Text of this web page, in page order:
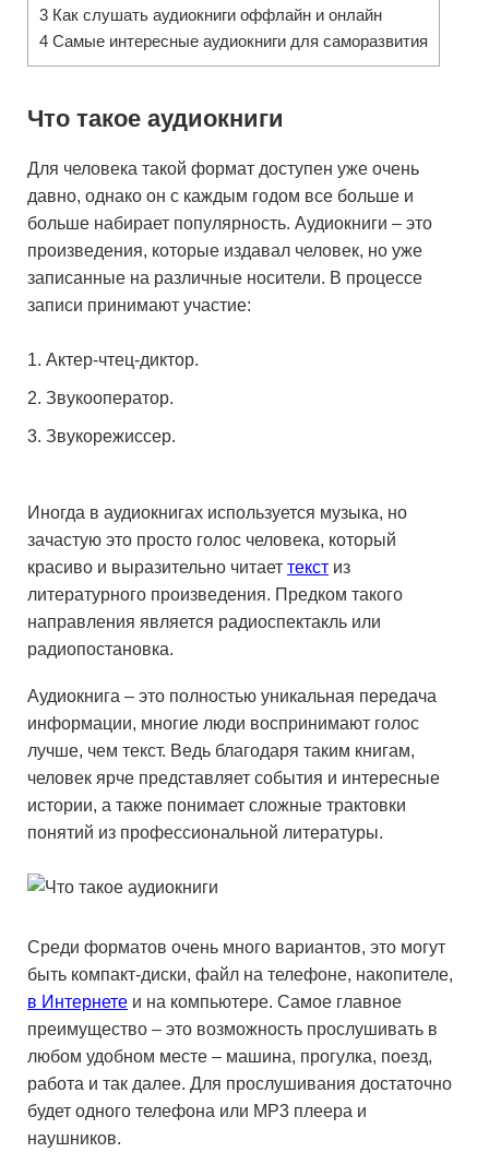
3 Как слушать аудиокниги оффлайн и онлайн
4 Самые интересные аудиокниги для саморазвития
Что такое аудиокниги
Для человека такой формат доступен уже очень
давно, однако он с каждым годом все больше и
больше набирает популярность. Аудиокниги – это
произведения, которые издавал человек, но уже
записанные на различные носители. В процессе
записи принимают участие:
Актер-чтец-диктор.
Звукооператор.
Звукорежиссер.
Иногда в аудиокнигах используется музыка, но
зачастую это просто голос человека, который
красиво и выразительно читает текст из
литературного произведения. Предком такого
направления является радиоспектакль или
радиопостановка.
Аудиокнига – это полностью уникальная передача
информации, многие люди воспринимают голос
лучше, чем текст. Ведь благодаря таким книгам,
человек ярче представляет события и интересные
истории, а также понимает сложные трактовки
понятий из профессиональной литературы.
Среди форматов очень много вариантов, это могут
быть компакт-диски, файл на телефоне, накопителе,
в Интернете и на компьютере. Самое главное
преимущество – это возможность прослушивать в
любом удобном месте – машина, прогулка, поезд,
работа и так далее. Для прослушивания достаточно
будет одного телефона или MP3 плеера и
наушников.